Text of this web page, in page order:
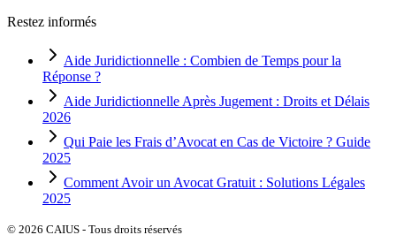
Restez informés
Aide Juridictionnelle : Combien de Temps pour la
Réponse ?
Aide Juridictionnelle Après Jugement : Droits et Délais
2026
Qui Paie les Frais d’Avocat en Cas de Victoire ? Guide
2025
Comment Avoir un Avocat Gratuit : Solutions Légales
2025
© 2026 CAIUS - Tous droits réservés